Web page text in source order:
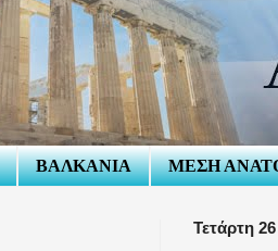
ΒΑΛΚΑΝΙΑ ΜΕΣΗ
Τετάρτη